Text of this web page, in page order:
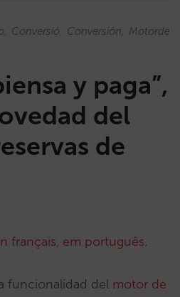
Conversió Conversión
y paga”,
del
de
français, em português.
funcionalidad del motor de